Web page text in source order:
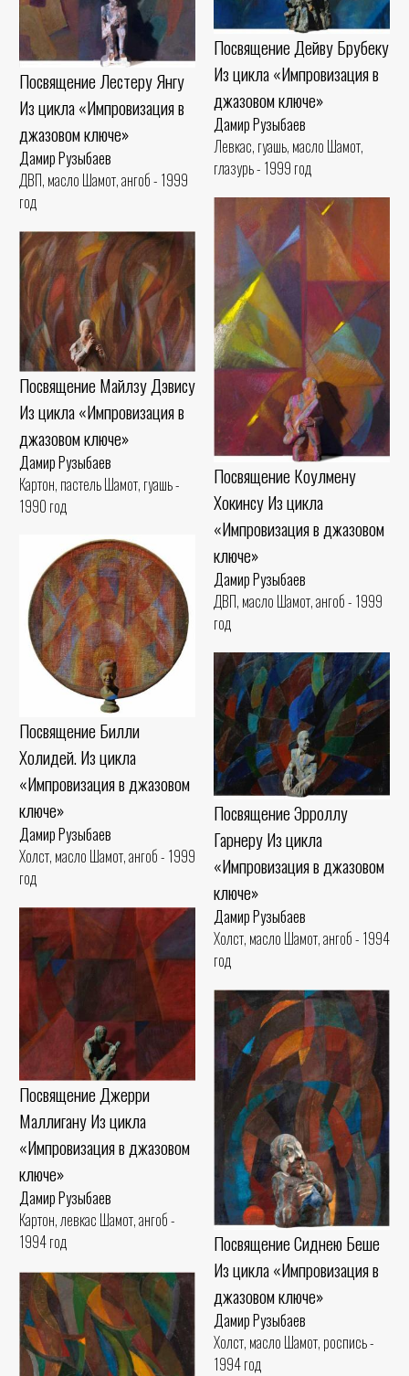
Посвящение Лестеру Янгу
Из цикла «Импровизация в
джазовом ключе»
Дамир Рузыбаев
ДВП, масло Шамот, ангоб - 1999
год
Посвящение Дейву Брубеку
Из цикла «Импровизация в
джазовом ключе»
Дамир Рузыбаев
Левкас, гуашь, масло Шамот,
глазурь - 1999 год
Посвящение Коулмену
Хокинсу Из цикла
«Импровизация в джазовом
ключе»
Дамир Рузыбаев
ДВП, масло Шамот, ангоб - 1999
год
Посвящение Майлзу Дэвису
Из цикла «Импровизация в
джазовом ключе»
Дамир Рузыбаев
Картон, пастель Шамот, гуашь -
1990 год
Посвящение Билли
Холидей. Из цикла
«Импровизация в джазовом
ключе»
Дамир Рузыбаев
Холст, масло Шамот, ангоб - 1999
год
Посвящение Эрроллу
Гарнеру Из цикла
«Импровизация в джазовом
ключе»
Дамир Рузыбаев
Холст, масло Шамот, ангоб - 1994
год
Посвящение Джерри
Маллигану Из цикла
«Импровизация в джазовом
ключе»
Дамир Рузыбаев
Картон, левкас Шамот, ангоб -
1994 год
Посвящение Сиднею Беше
Из цикла «Импровизация в
джазовом ключе»
Дамир Рузыбаев
Холст, масло Шамот, роспись -
1994 год